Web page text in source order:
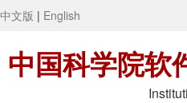
中文版 | English
中国科学院软